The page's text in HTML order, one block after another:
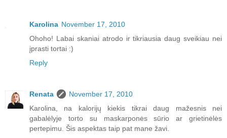
Karolina November 17, 2010
Ohoho! Labai skaniai atrodo ir tikriausia daug sveikiau nei
įprasti tortai :)
Reply
Renata
November 17, 2010
Karolina, na kalorijų kiekis tikrai daug mažesnis nei
gabalėlyje torto su maskarponės sūrio ar grietinėlės
pertepimu. Šis aspektas taip pat mane žavi.